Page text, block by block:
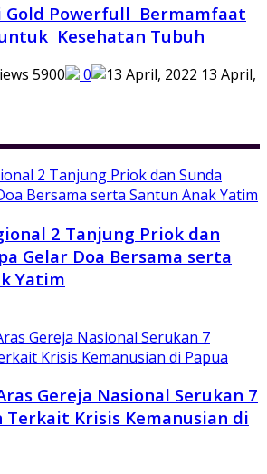
Gold Powerfull Bermamfaat
Kesehatan Tubuh
5900 0
13 April,
2 Tanjung Priok dan
Gelar Doa Bersama serta
Yatim
Gereja Nasional Serukan 7
Terkait Krisis Kemanusian di